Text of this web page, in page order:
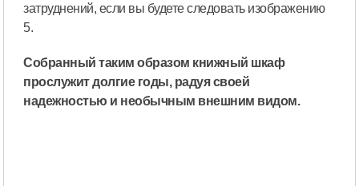
затруднений, если вы будете следовать изображению
5.
Собранный таким образом книжный шкаф
прослужит долгие годы, радуя своей
надежностью и необычным внешним видом.